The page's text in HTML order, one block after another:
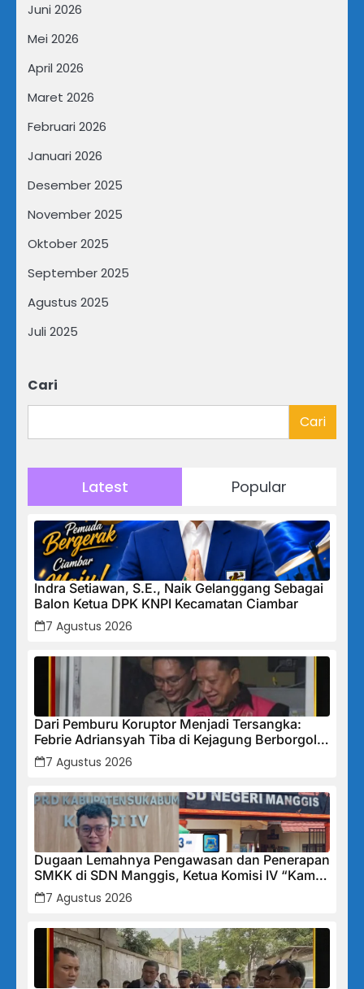
Juni 2026
Mei 2026
April 2026
Maret 2026
Februari 2026
Januari 2026
Desember 2025
November 2025
Oktober 2025
September 2025
Agustus 2025
Juli 2025
Cari
Cari
Latest Popular
Indra Setiawan, S.E., Naik Gelanggang Sebagai
Balon Ketua DPK KNPI Kecamatan Ciambar
7 Agustus 2026
Dari Pemburu Koruptor Menjadi Tersangka:
Febrie Adriansyah Tiba di Kejagung Berborgol,
Bawa Map Biru dan Senyum Penuh Teka-teki
7 Agustus 2026
Dugaan Lemahnya Pengawasan dan Penerapan
SMKK di SDN Manggis, Ketua Komisi IV “Kami
Tidak Akan Segan Menindak”
7 Agustus 2026